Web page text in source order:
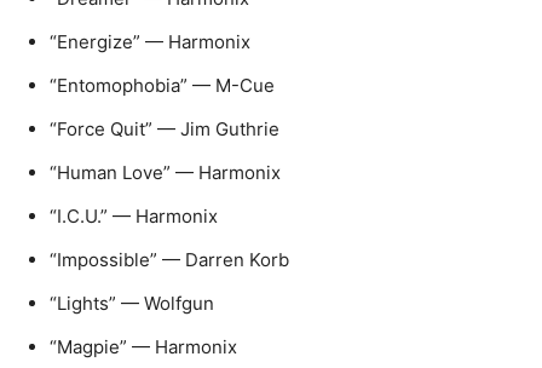
“Energize” — Harmonix
“Entomophobia” — M-Cue
“Force Quit” — Jim Guthrie
“Human Love” — Harmonix
“I.C.U.” — Harmonix
“Impossible” — Darren Korb
“Lights” — Wolfgun
“Magpie” — Harmonix